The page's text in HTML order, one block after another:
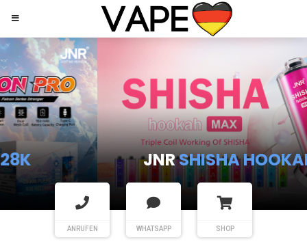
JNRSHISHA HOOKAH MAX
ANRUFEN WHATSAPP SHOP